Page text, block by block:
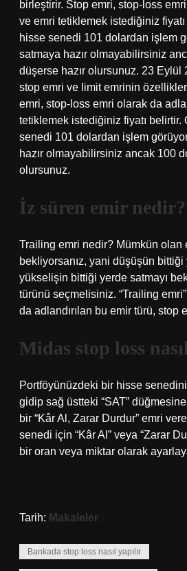
birleştirir. Stop emri, stop-loss emri
ve emri tetiklemek istediğiniz
hisse senedi 101 dolardan işlem
satmaya hazır olmayabilirsiniz
düşerse hazır olursunuz. 23 Eylül
stop emri ve limit emrinin
emri, stop-loss emri olarak da
tetiklemek istediğiniz fiyatı belirtir.
senedi 101 dolardan işlem
hazır olmayabilirsiniz ancak 100
olursunuz.
İz süren emir nedir?
Trailing emri nedir? Mümkün olan
bekliyorsanız, yani düşüşün bittiği
yükselişin bittiği yerde satmayı
türünü seçmelisiniz. “Trailing
da adlandırılan bu emir türü, stop
Midas stop loss
Portföyünüzdeki bir hisse
gidip sağ üstteki “SAT”
bir “Kâr Al, Zarar Durdur” emri
senedi için “Kâr Al” veya “Zarar
bir oran veya miktar olarak
Tarih: Makaleler
Bankada stop loss nasıl yapılır